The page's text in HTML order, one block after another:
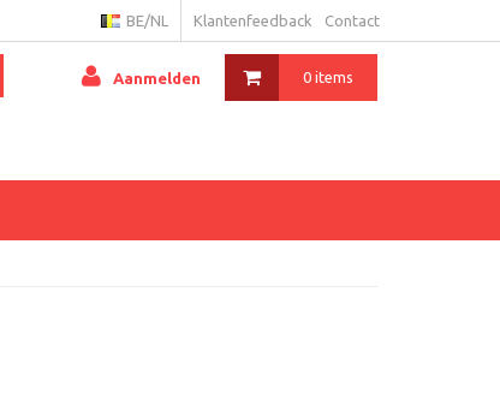
Klantenfeedback Contact
BE/NL
0 items
Aanmelden